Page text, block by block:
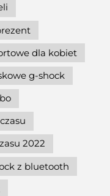
dla kobiet
g-shock
2022
z bluetooth